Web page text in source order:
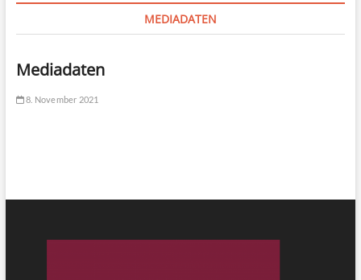
MEDIADATEN
Mediadaten
8. November 2021